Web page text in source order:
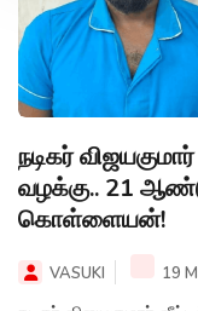
நடிகர்
வழக்கு.. 21
கொள்ளையன்!
VASUKI 19